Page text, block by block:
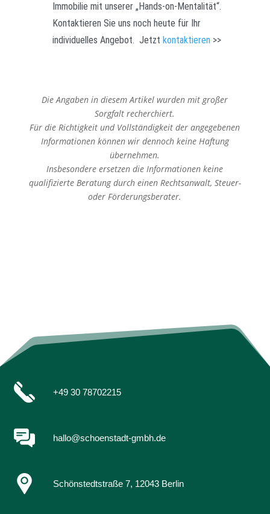
Immobilie mit unserer „Hands-on-Mentalität“.
Kontaktieren Sie uns noch heute für Ihr
individuelles Angebot. Jetzt kontaktieren >>
Die Angaben in diesem Artikel wurden mit großer
Sorgfalt recherchiert.
Für die Richtigkeit und Vollständigkeit der angegebenen
Informationen können wir dennoch keine Haftung
übernehmen.
Insbesondere ersetzen die Informationen keine
qualifizierte Beratung durch einen Rechtsanwalt, Steuer-
oder Förderungsberater.
+49 30 78702215
hallo@schoenstadt-gmbh.de
Schönstedtstraße 7, 12043 Berlin